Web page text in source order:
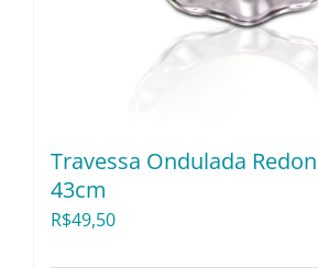
Travessa Ondulada
43cm
R$49,50